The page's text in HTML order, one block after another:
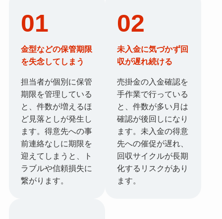
01
金型などの保管期限
を失念してしまう
担当者が個別に保管
期限を管理している
と、件数が増えるほ
ど見落としが発生し
ます。得意先への事
前連絡なしに期限を
迎えてしまうと、ト
ラブルや信頼損失に
繋がります。
02
未入金に気づかず回
収が遅れ続ける
売掛金の入金確認を
手作業で行っている
と、件数が多い月は
確認が後回しになり
ます。未入金の得意
先への催促が遅れ、
回収サイクルが長期
化するリスクがあり
ます。